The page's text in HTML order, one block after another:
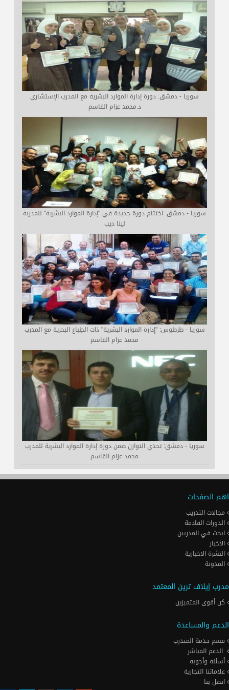
سوريا - دمشق: دورة إدارة الموارد البشرية مع المدرب الإستشاري
د.محمد عزام القاسم
سوريا - دمشق: اختتام دورة جديدة في "إدارة الموارد البشرية" للمدربة
لينا ديب
سوريا - طرطوس: "إدارة الموارد البشرية" ذات الطِباع البحرية مع المدرب
محمد عزام القاسم
سوريا - دمشق: تحدي التوازن ضمن دورة إدارة الموارد البشرية للمدرب
محمد عزام القاسم
اهم الصفحات
مجالات التدريب
الدورات القادمة
ابحث في المدربين
الأخبار
النشرة الاخبارية
المدونة
مدرب إيلاف ترين المعتمد
كن أقوى المتميزين
الدعم والمساعدة
قسم خدمة المتدرب
الدعم المباشر
أسئلة وأجوبة
علاماتنا التجارية
اتصل بنا